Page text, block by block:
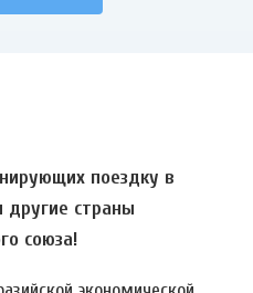
поездку в
другие страны
союза!